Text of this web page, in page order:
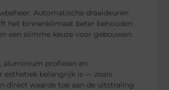
Automatische draaideuren
het binnenklimaat beter behouden
een slimme keuze voor gebouwen
aluminium profielen en
esthetiek belangrijk is — zoals
direct waarde toe aan de uitstraling